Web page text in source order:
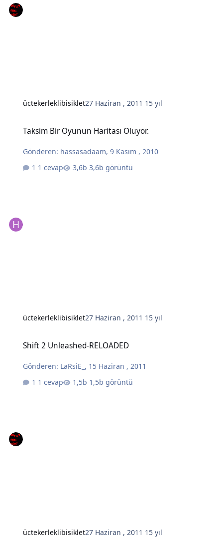
üctekerleklibisiklet27 Haziran , 2011 15 yıl
Taksim Bir Oyunun Haritası Oluyor.
Gönderen: hassasadaam,9 Kasım , 2010
1 cevap
3,6b görüntü
üctekerleklibisiklet27 Haziran , 2011 15 yıl
Shift 2 Unleashed-RELOADED
Gönderen: LaRsiE_ , 15 Haziran , 2011
1 cevap
1,5b görüntü
üctekerleklibisiklet27 Haziran , 2011 15 yıl